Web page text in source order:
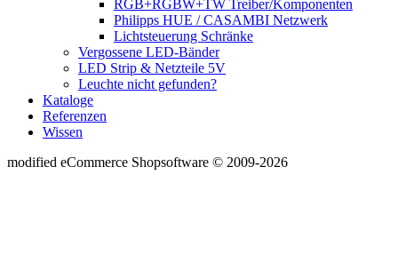
RGB+RGBW+TW Treiber/Komponenten
Philipps HUE / CASAMBI Netzwerk
Lichtsteuerung Schränke
Vergossene LED-Bänder
LED Strip & Netzteile 5V
Leuchte nicht gefunden?
Kataloge
Referenzen
Wissen
modified eCommerce Shopsoftware © 2009-2026